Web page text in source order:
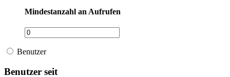
Mindestanzahl an Aufrufen
Benutzer
Benutzer seit